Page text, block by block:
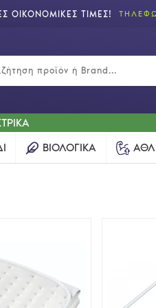
ΟΙΚΟΝΟΜΙΚΕΣ ΤΙΜΕΣ!
ΒΙΟΛΟΓΙΚΆ